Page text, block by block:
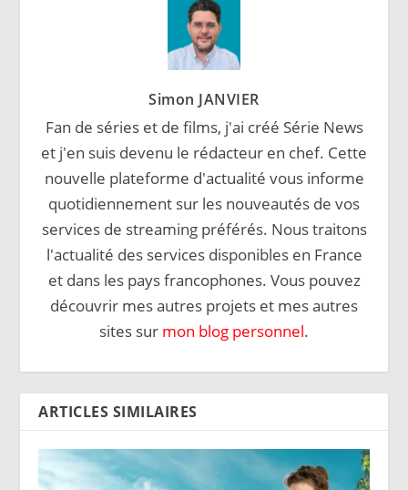
Simon JANVIER
Fan de séries et de films, j'ai créé Série News
et j'en suis devenu le rédacteur en chef. Cette
nouvelle plateforme d'actualité vous informe
quotidiennement sur les nouveautés de vos
services de streaming préférés. Nous traitons
l'actualité des services disponibles en France
et dans les pays francophones. Vous pouvez
découvrir mes autres projets et mes autres
sites sur mon blog personnel.
ARTICLES SIMILAIRES